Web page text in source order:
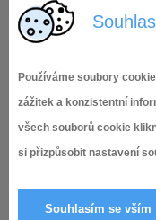
Používáme soubory
zážitek a konzistentní
všech souborů cookie
si přizpůsobit nastavení
Souhlasím se vším
10.12.2024